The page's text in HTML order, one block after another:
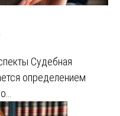
Судебная
определением